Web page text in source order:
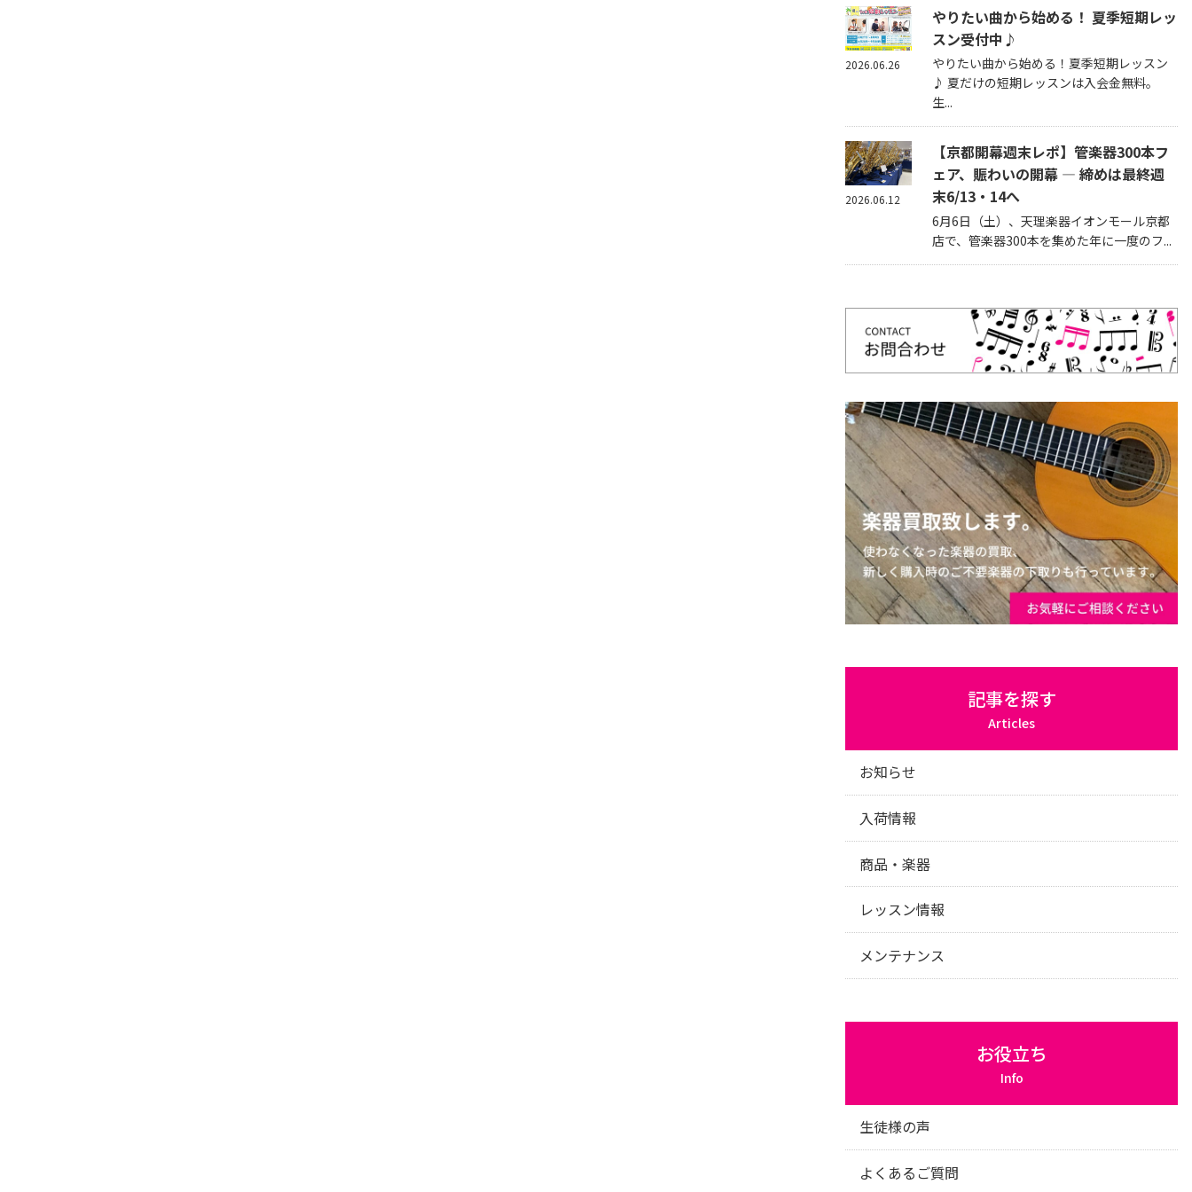
やりたい曲から始める！ 夏季短期レッ
スン受付中♪
やりたい曲から始める！夏季短期レッスン
♪ 夏だけの短期レッスンは入会金無料。
生...
2026.06.26
【京都開幕週末レポ】管楽器300本フ
ェア、賑わいの開幕 — 締めは最終週
末6/13・14へ
6月6日（土）、天理楽器イオンモール京都
店で、管楽器300本を集めた年に一度のフ...
2026.06.12
記事を探す
Articles
お知らせ
入荷情報
商品・楽器
レッスン情報
メンテナンス
お役立ち
Info
生徒様の声
よくあるご質問